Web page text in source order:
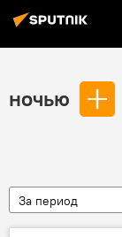
ночью
За период